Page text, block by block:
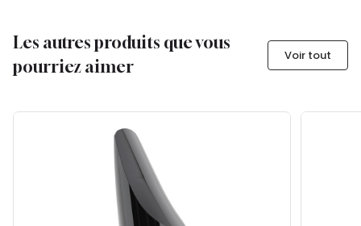
Les autres produits que vous
pourriez aimer
Voir tout